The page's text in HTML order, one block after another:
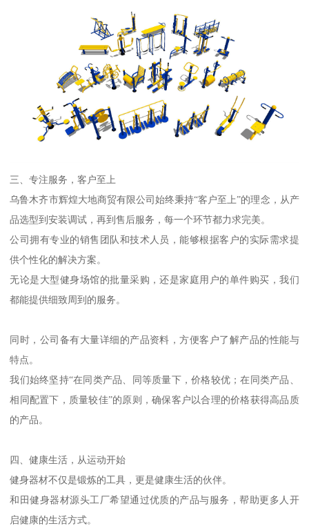
三、专注服务，客户至上
乌鲁木齐市辉煌大地商贸有限公司始终秉持“客户至上”的理念，从产
品选型到安装调试，再到售后服务，每一个环节都力求完美。
公司拥有专业的销售团队和技术人员，能够根据客户的实际需求提
供个性化的解决方案。
无论是大型健身场馆的批量采购，还是家庭用户的单件购买，我们
都能提供细致周到的服务。
同时，公司备有大量详细的产品资料，方便客户了解产品的性能与
特点。
我们始终坚持“在同类产品、同等质量下，价格较优；在同类产品、
相同配置下，质量较佳”的原则，确保客户以合理的价格获得高品质
的产品。
四、健康生活，从运动开始
健身器材不仅是锻炼的工具，更是健康生活的伙伴。
和田健身器材源头工厂希望通过优质的产品与服务，帮助更多人开
启健康的生活方式。